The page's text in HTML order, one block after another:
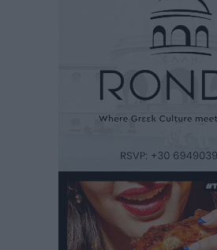
πριν 12 ώρες
Αυτοκίνητο μπήκε παράνομα σε
Μαστιχάρι – Αναποδογύρισε
“Η Ευρώπη αντιμετώπιζε το
τρόμου” – Η συγκλονιστική
Γιασιράνη στον RV για τα
Σύμφωνο της Λέρου
Τοπικές Ειδήσεις πριν 12 ώρες